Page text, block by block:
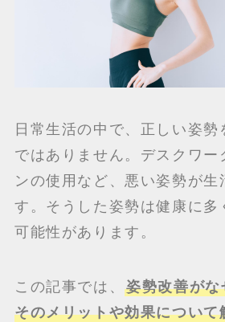
日常生活の中で、正しい姿勢
ではありません。デスクワー
ンの使用など、悪い姿勢が生
す。そうした姿勢は健康に多
可能性があります。
この記事では、姿勢改善が
そのメリットや効果について